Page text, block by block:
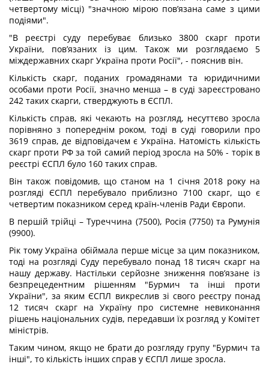
четвертому місці) "значною мірою пов’язана саме з цими
подіями".
"В реєстрі суду перебуває близько 3800 скарг проти
України, пов’язаних із цим. Також ми розглядаємо 5
міждержавних скарг Україна проти Росії", - пояснив він.
Кількість скарг, поданих громадянами та юридичними
особами проти Росії, значно менша – в суді зареєстровано
242 таких скарги, стверджують в ЄСПЛ.
Кількість справ, які чекають на розгляд, несуттєво зросла
порівняно з попереднім роком, тоді в суді говорили про
3619 справ, де відповідачем є Україна. Натомість кількість
скарг проти РФ за той самий період зросла на 50% - торік в
реєстрі ЄСПЛ було 160 таких справ.
Він також повідомив, що станом на 1 січня 2018 року на
розгляді ЄСПЛ перебувало приблизно 7100 скарг, що є
четвертим показником серед країн-членів Ради Європи.
В першій трійці – Туреччина (7500), Росія (7750) та Румунія
(9900).
Рік тому Україна обіймала перше місце за цим показником,
тоді на розгляді Суду перебувало понад 18 тисяч скарг на
нашу державу. Настільки серйозне зниження пов’язане із
безпрецедентним рішенням "Бурмич та інші проти
України", за яким ЄСПЛ викреслив зі свого реєстру понад
12 тисяч скарг на Україну про системне невиконання
рішень національних судів, передавши їх розгляд у Комітет
міністрів.
Таким чином, якщо не брати до розгляду групу "Бурмич та
інші", то кількість інших справ у ЄСПЛ лише зросла.